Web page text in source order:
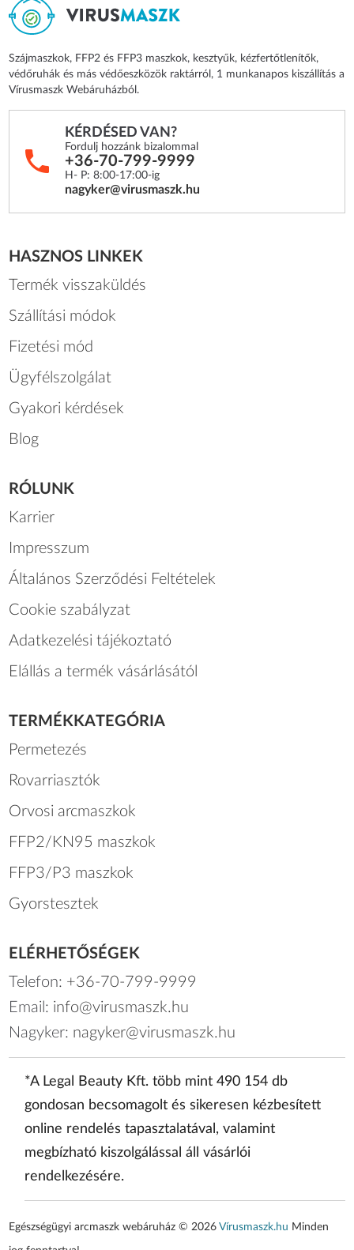
Szájmaszkok, FFP2 és FFP3 maszkok, kesztyűk, kézfertőtlenítők,
védőruhák és más védőeszközök raktárról, 1 munkanapos kiszállítás a
Vírusmaszk Webáruházból.
KÉRDÉSED VAN?
Fordulj hozzánk bizalommal
+36-70-799-9999
H- P: 8:00-17:00-ig
nagyker@virusmaszk.hu
HASZNOS LINKEK
Termék visszaküldés
Szállítási módok
Fizetési mód
Ügyfélszolgálat
Gyakori kérdések
Blog
RÓLUNK
Karrier
Impresszum
Általános Szerződési Feltételek
Cookie szabályzat
Adatkezelési tájékoztató
Elállás a termék vásárlásától
TERMÉKKATEGÓRIA
Permetezés
Rovarriasztók
Orvosi arcmaszkok
FFP2/KN95 maszkok
FFP3/P3 maszkok
Gyorstesztek
ELÉRHETŐSÉGEK
Telefon: +36-70-799-9999
Email: info@virusmaszk.hu
Nagyker: nagyker@virusmaszk.hu
*A Legal Beauty Kft. több mint 490 154 db
gondosan becsomagolt és sikeresen kézbesített
online rendelés tapasztalatával, valamint
megbízható kiszolgálással áll vásárlói
rendelkezésére.
Egészségügyi arcmaszk webáruház © 2026Vírusmaszk.hu Minden